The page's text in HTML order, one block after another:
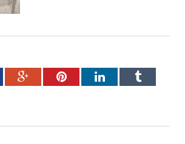
Google+PinterestLinkedInTumblr